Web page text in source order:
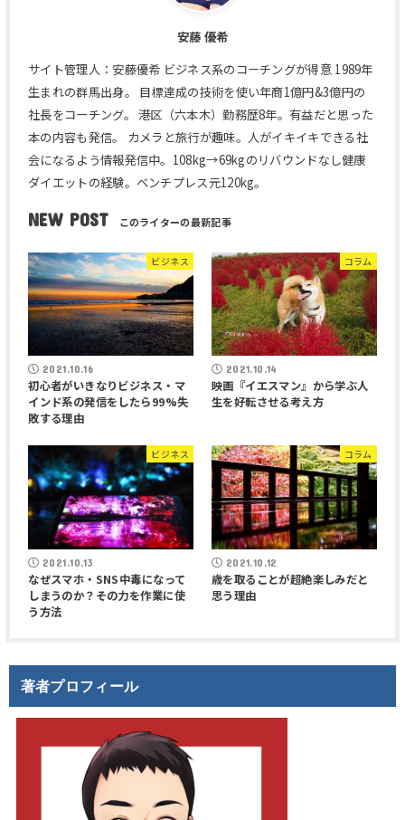
安藤 優希
サイト管理人：安藤優希 ビジネス系のコーチングが得意 1989年
生まれの群馬出身。 目標達成の技術を使い年商1億円&3億円の
社長をコーチング。 港区（六本木）勤務歴8年。有益だと思った
本の内容も発信。 カメラと旅行が趣味。人がイキイキできる社
会になるよう情報発信中。108kg→69kgのリバウンドなし健康
ダイエットの経験。ベンチプレス元120kg。
NEW POST
ビジネス
2021.10.16
初心者がいきなりビジネス・マ
インド系の発信をしたら99%失
敗する理由
コラム
2021.10.14
映画『イエスマン』から学ぶ人
生を好転させる考え方
ビジネス
2021.10.13
なぜスマホ・SNS中毒になって
しまうのか？その力を作業に使
う方法
コラム
2021.10.12
歳を取ることが超絶楽しみだと
思う理由
著者プロフィール